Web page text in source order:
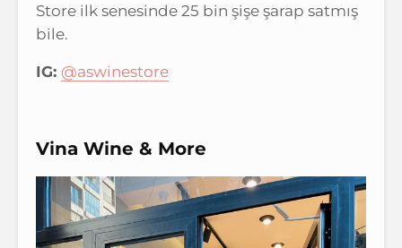
Store ilk senesinde 25 bin şişe şarap satmış
bile.
IG: @aswinestore
Vina Wine & More